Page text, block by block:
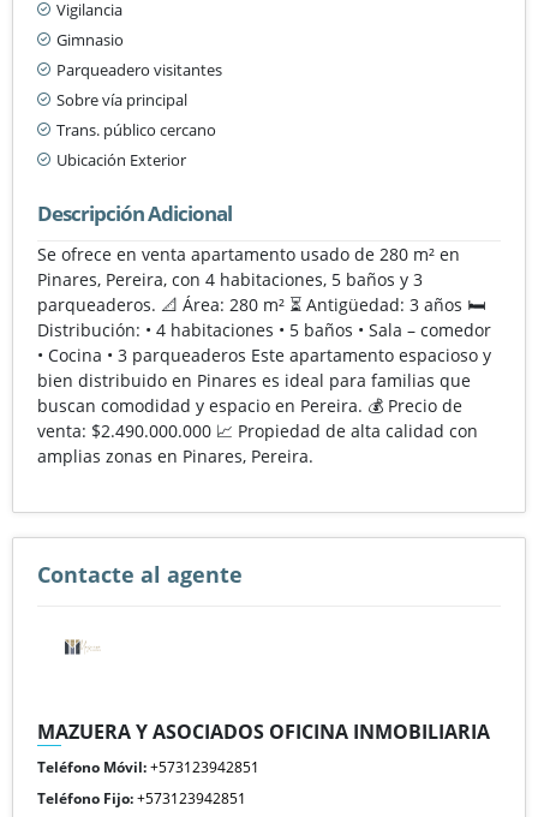
Vigilancia
Gimnasio
Parqueadero visitantes
Sobre vía principal
Trans. público cercano
Ubicación Exterior
Descripción Adicional
Se ofrece en venta apartamento usado de 280 m² en
Pinares, Pereira, con 4 habitaciones, 5 baños y 3
parqueaderos. 📐 Área: 280 m² ⏳ Antigüedad: 3 años 🛏️
Distribución: • 4 habitaciones • 5 baños • Sala – comedor
• Cocina • 3 parqueaderos Este apartamento espacioso y
bien distribuido en Pinares es ideal para familias que
buscan comodidad y espacio en Pereira. 💰 Precio de
venta: $2.490.000.000 📈 Propiedad de alta calidad con
amplias zonas en Pinares, Pereira.
Contacte al agente
MAZUERA Y ASOCIADOS OFICINA INMOBILIARIA
Teléfono Móvil:+573123942851
Teléfono Fijo:+573123942851